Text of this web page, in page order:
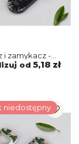
i zamykacz -
8
od 5,18 zł
niedostępny